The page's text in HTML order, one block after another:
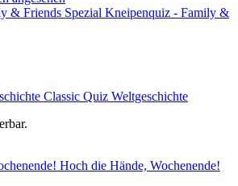
Kneipenquiz - Family &
Classic Quiz Weltgeschichte
Hoch die Hände, Wochenende!